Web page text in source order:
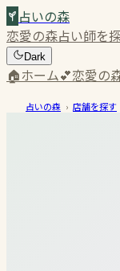
占いの森
恋愛の森占い師を
Dark
🏠ホーム💕恋愛の
占いの森 › 店舗を探す